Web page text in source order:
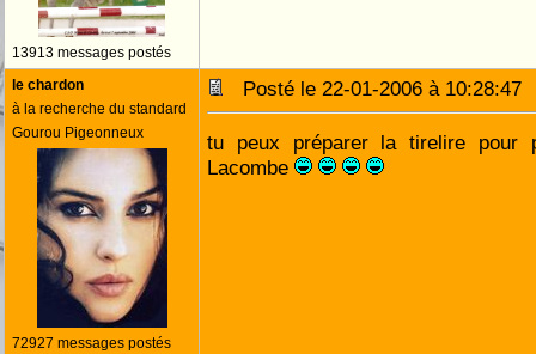
13913 messages postés
le chardon
à la recherche du standard
Gourou Pigeonneux
72927 messages postés
Posté le 22-01-2006 à
tu peux préparer la tirelire pour
Lacombe